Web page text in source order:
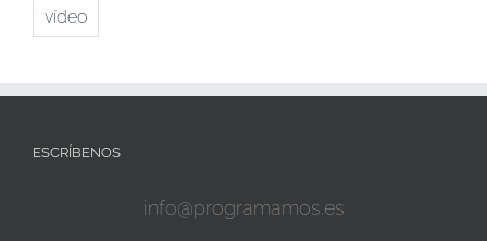
vídeo
ESCRÍBENOS
info@programamos.es